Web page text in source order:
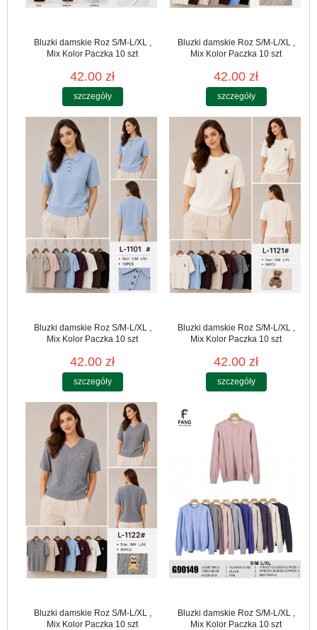
Bluzki damskie Roz S/M-L/XL ,
Mix Kolor Paczka 10 szt
42.00 zł
szczegóły
Bluzki damskie Roz S/M-L/XL ,
Mix Kolor Paczka 10 szt
42.00 zł
szczegóły
Bluzki damskie Roz S/M-L/XL ,
Mix Kolor Paczka 10 szt
42.00 zł
szczegóły
Bluzki damskie Roz S/M-L/XL ,
Mix Kolor Paczka 10 szt
42.00 zł
szczegóły
Bluzki damskie Roz S/M-L/XL ,
Mix Kolor Paczka 10 szt
Bluzki damskie Roz S/M-L/XL ,
Mix Kolor Paczka 10 szt